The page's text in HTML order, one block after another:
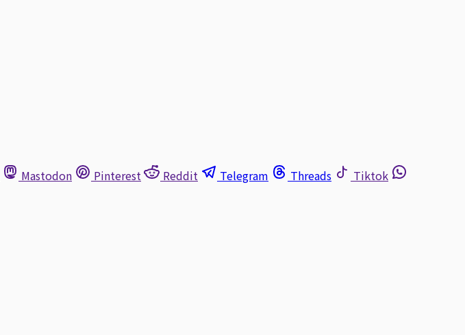
Mastodon Pinterest Reddit Telegram Threads
Tiktok